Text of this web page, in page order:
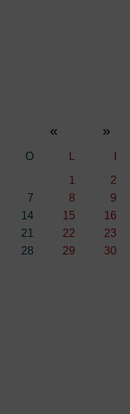
« »
O
1
2
7 8
9
14 15
16
21 22
23
28 29
30